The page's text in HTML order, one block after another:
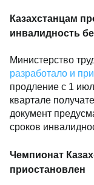
Казахстанцам
инвалидность
Министерство
разработало и
продление с 1
квартале
документ
сроков
Чемпионат
приостановлен